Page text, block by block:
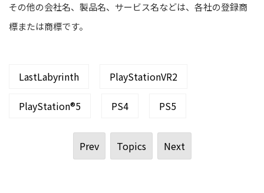
その他の会社名、製品名、サービス名などは、各社の登録商
標または商標です。
LastLabyrinth PlayStationVR2
PlayStation®5 PS4 PS5
Prev Topics Next